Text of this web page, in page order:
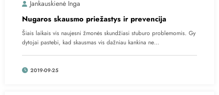
Jankauskienė Inga
Nugaros skausmo priežastys ir prevencija
Šiais laikais vis naujesni žmonės skundžiasi stuburo problemomis. Gy
dytojai pastebi, kad skausmas vis dažniau kankina ne…
2019-09-25